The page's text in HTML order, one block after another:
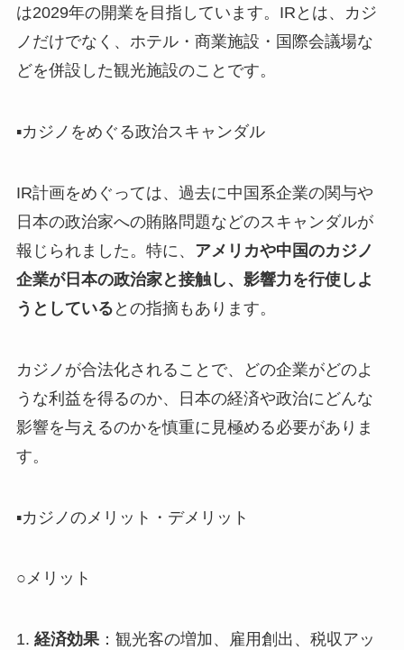
は2029年の開業を目指しています。IRとは、カジ
ノだけでなく、ホテル・商業施設・国際会議場な
どを併設した観光施設のことです。
▪️カジノをめぐる政治スキャンダル
IR計画をめぐっては、過去に中国系企業の関与や
日本の政治家への賄賂問題などのスキャンダルが
報じられました。特に、 アメリカや中国のカジノ
企業が日本の政治家と接触し、影響力を行使しよ
うとしている との指摘もあります。
カジノが合法化されることで、どの企業がどのよ
うな利益を得るのか、日本の経済や政治にどんな
影響を与えるのかを慎重に見極める必要がありま
す。
▪️カジノのメリット・デメリット
○メリット
1. 経済効果：観光客の増加、雇用創出、税収アッ